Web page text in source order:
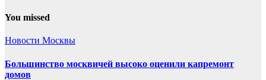
You missed
Новости Москвы
Большинство москвичей высоко оценили капремонт
домов